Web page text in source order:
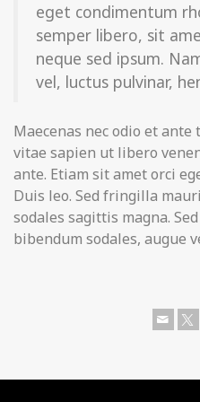
eget condimentum
semper libero, sit
neque sed ipsum.
vel, luctus pulvinar,
Maecenas nec odio et
vitae sapien ut libero
ante. Etiam sit amet orci
Duis leo. Sed fringilla
sodales sagittis magna.
bibendum sodales, augue